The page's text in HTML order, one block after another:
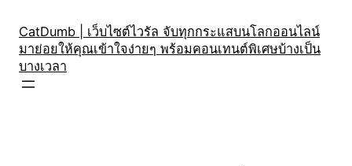
content
CatDumb | เว็บไซต์ไวรัล จับทุกกระแสบนโลกออนไลน์
มาย่อยให้คุณเข้าใจง่ายๆ พร้อมคอนเทนต์พิเศษบ้างเป็น
บางเวลา